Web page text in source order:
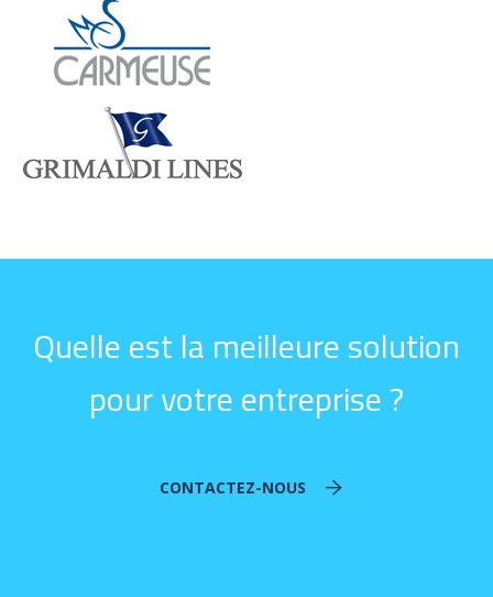
Quelle est la meilleure solution
pour votre entreprise ?
CONTACTEZ-NOUS